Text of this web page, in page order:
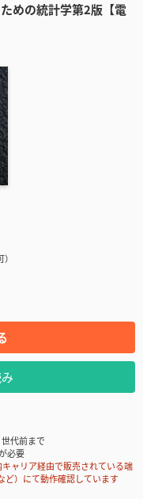
めの統計学第2版【電
代前まで
必要
ャリア経由で販売されている端
ど）にて動作確認しています